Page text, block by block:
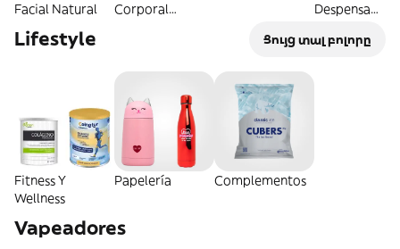
Facial Natural
Corporal
Despensa
Lifestyle Ցույց տալ բոլորը
Fitness Y
Wellness
Papelería Complementos
Vapeadores